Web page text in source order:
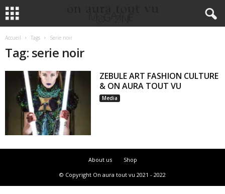
Accueil Tags Serie noir
Tag: serie noir
ZEBULE ART FASHION CULTURE
& ON AURA TOUT VU
Media
About us
Shop
© Copyright On aura tout vu 2021 - 2022